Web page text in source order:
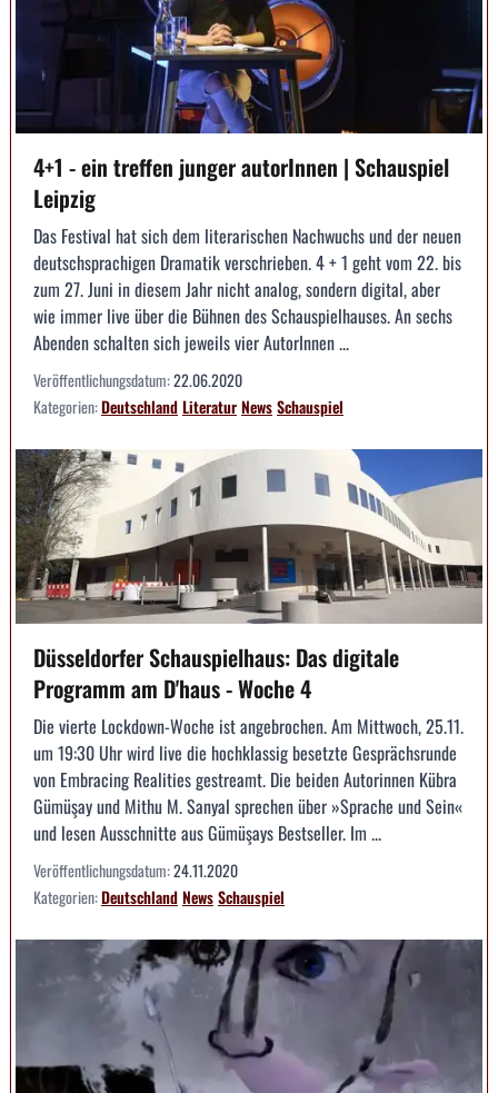
4+1 - ein treffen junger autorInnen | Schauspiel
Leipzig
Das Festival hat sich dem literarischen Nachwuchs und der neuen
deutschsprachigen Dramatik verschrieben. 4 + 1 geht vom 22. bis
zum 27. Juni in diesem Jahr nicht analog, sondern digital, aber
wie immer live über die Bühnen des Schauspielhauses. An sechs
Abenden schalten sich jeweils vier AutorInnen ...
Veröffentlichungsdatum:22.06.2020
Kategorien:DeutschlandLiteraturNewsSchauspiel
Düsseldorfer Schauspielhaus: Das digitale
Programm am D'haus - Woche 4
Die vierte Lockdown-Woche ist angebrochen. Am Mittwoch, 25.11.
um 19:30 Uhr wird live die hochklassig besetzte Gesprächsrunde
von Embracing Realities gestreamt. Die beiden Autorinnen Kübra
Gümüşay und Mithu M. Sanyal sprechen über »Sprache und Sein«
und lesen Ausschnitte aus Gümüşays Bestseller. Im ...
Veröffentlichungsdatum:24.11.2020
Kategorien:DeutschlandNewsSchauspiel